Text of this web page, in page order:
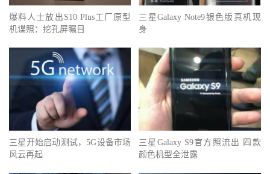
爆料人士放出S10 Plus工厂原型
机谍照：挖孔屏瞩目
三星Galaxy Note9银色版真机现
身
三星开始启动测试，5G设备市场
风云再起
三星Galaxy S9官方照流出 四款
颜色机型全泄露